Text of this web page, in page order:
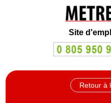
Site
Retour à